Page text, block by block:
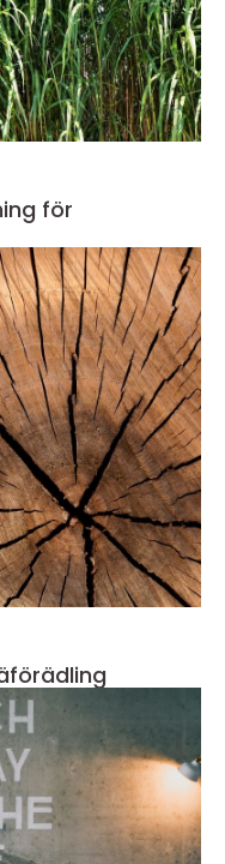
för
träförädling